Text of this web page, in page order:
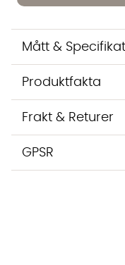
Mått &
Produktfakta
Frakt & Returer
GPSR